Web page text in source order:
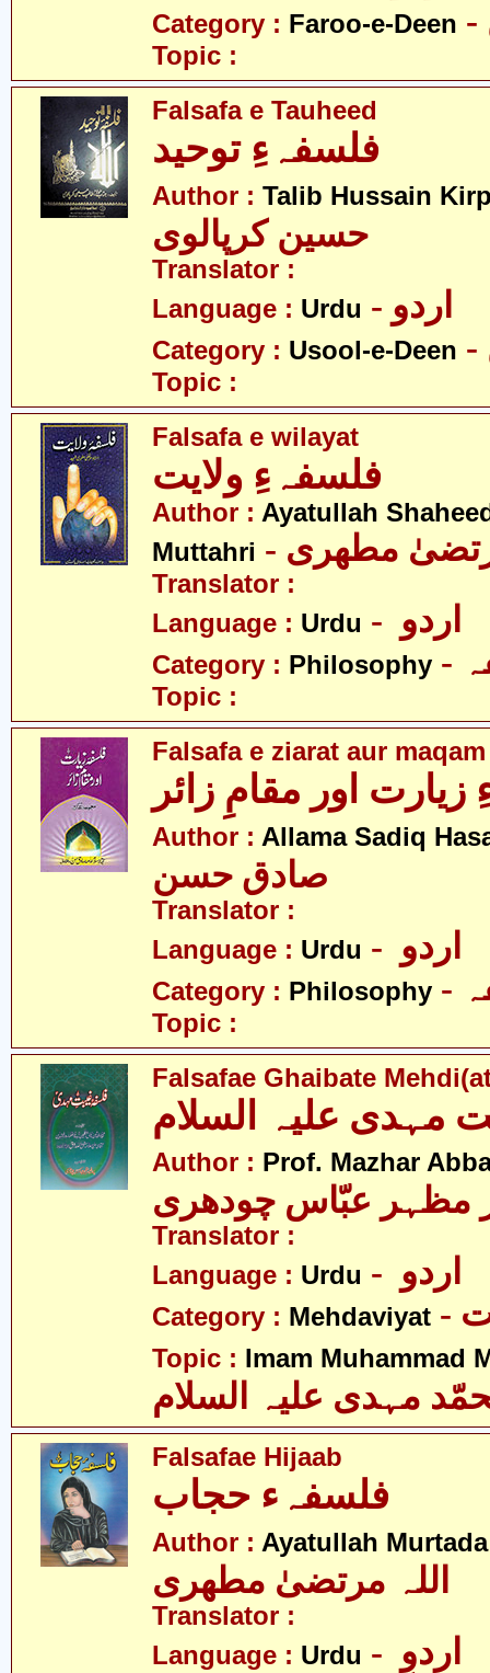
Category : Faroo-e-Deen
Topic :
Falsafa e Tauheed
فلسفہءِ توحید
Author : Talib Hussain
حسین کرپالوی
Translator :
Language : Urdu - اردو
Category : Usool-e-Deen
Topic :
Falsafa e wilayat
فلسفہءِ ولایت
Author : Ayatullah
Muttahri
مطھری
Translator :
Language : Urdu
Category : Philosophy
Topic :
Falsafa e ziarat aur
اور مقامِ زائر
Author : Allama Sadiq
صادق حسن
Translator :
Language : Urdu
Category : Philosophy
Topic :
Falsafae Ghaibate
مہدی علیہ السلام
Author : Prof. Mazhar
مظہر عبّاس چودھری
Translator :
Language : Urdu
Category : Mehdaviyat
Topic : Imam Muhammad
مہدی علیہ السلام
Falsafae Hijaab
Author : Ayatullah
اللہ مرتضیٰ مطھری
Translator :
Language : Urdu